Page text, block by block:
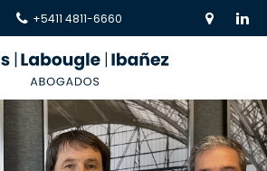
+5411 4811-6660